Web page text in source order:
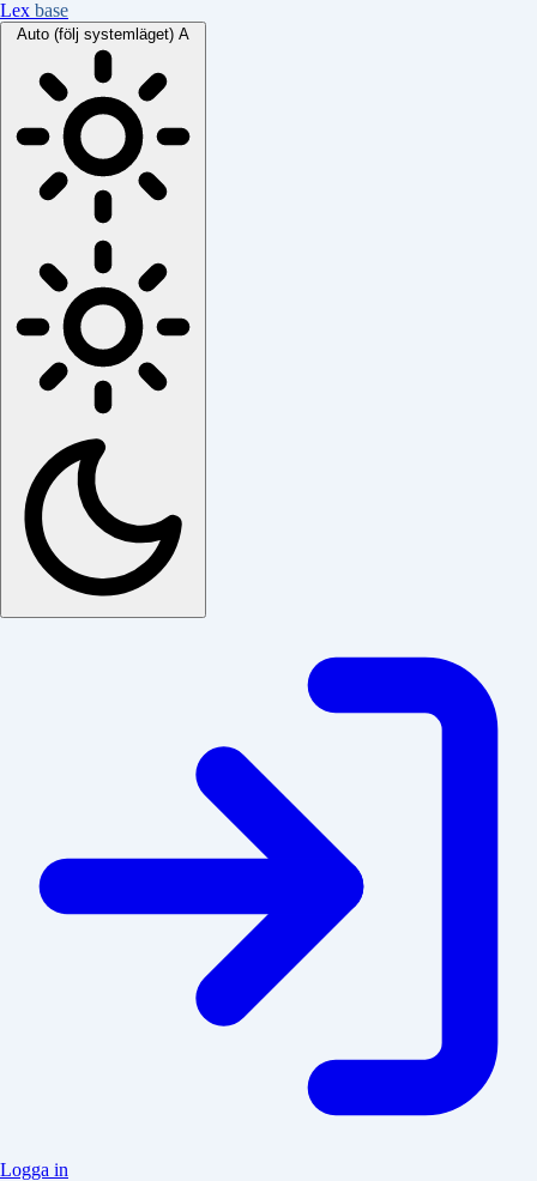
Lex base
Auto (följ systemläget) A
Logga in